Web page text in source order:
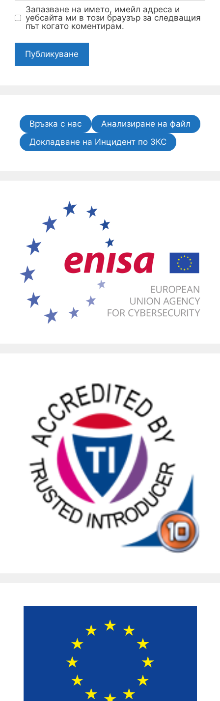
Запазване на името, имейл адреса и
уебсайта ми в този браузър за следващия
път когато коментирам.
Връзка с нас
Анализиране на файл
Докладване на Инцидент по ЗКС